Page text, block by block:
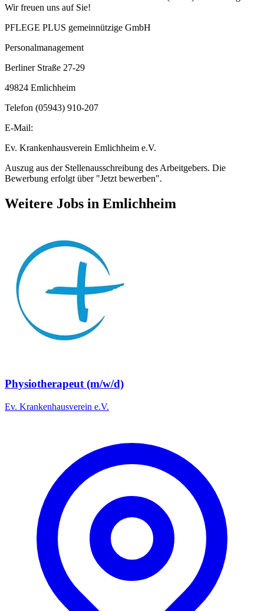
Wir freuen uns auf Sie!
PFLEGE PLUS gemeinnützige GmbH
Personalmanagement
Berliner Straße 27-29
49824 Emlichheim
Telefon (05943) 910-207
E-Mail:
Ev. Krankenhausverein Emlichheim e.V.
Auszug aus der Stellenausschreibung des Arbeitgebers. Die
Bewerbung erfolgt über "Jetzt bewerben".
Weitere Jobs in Emlichheim
Physiotherapeut (m/w/d)
Ev. Krankenhausverein e.V.